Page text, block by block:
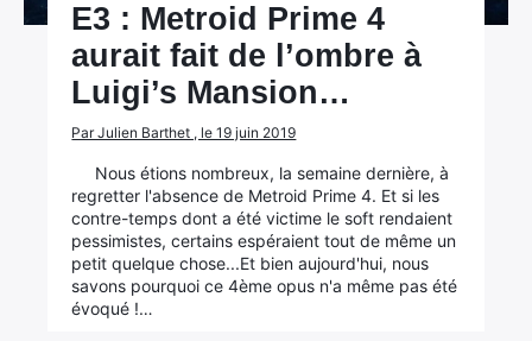
E3 : Metroid Prime 4
aurait fait de l’ombre à
Luigi’s Mansion…
Par Julien Barthet , le 19 juin 2019
Nous étions nombreux, la semaine dernière, à
regretter l'absence de Metroid Prime 4. Et si les
contre-temps dont a été victime le soft rendaient
pessimistes, certains espéraient tout de même un
petit quelque chose...Et bien aujourd'hui, nous
savons pourquoi ce 4ème opus n'a même pas été
évoqué !…